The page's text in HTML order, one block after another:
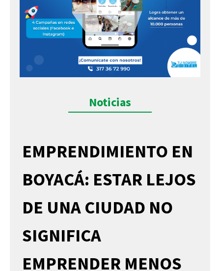
Noticias
EMPRENDIMIENTO EN
BOYACÁ: ESTAR LEJOS
DE UNA CIUDAD NO
SIGNIFICA
EMPRENDER MENOS